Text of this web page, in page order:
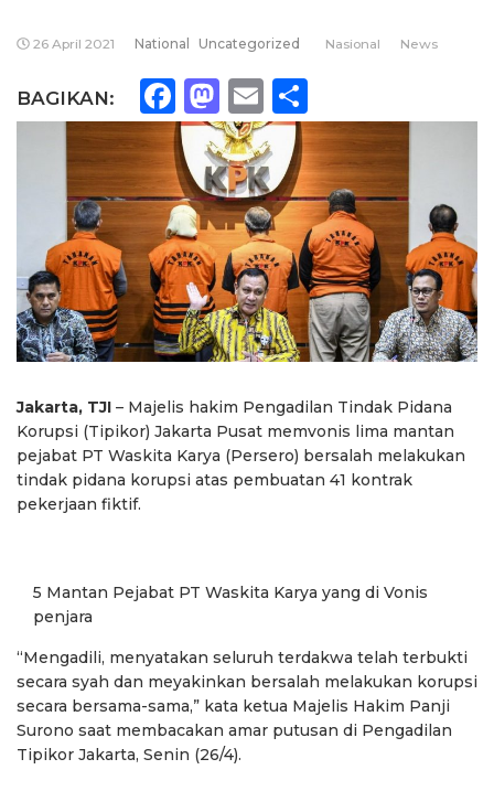
26 April 2021 National Uncategorized Nasional News
BAGIKAN: Facebook
Mastodon
Email
Jakarta, TJI – Majelis hakim Pengadilan Tindak Pidana
Korupsi (Tipikor) Jakarta Pusat memvonis lima mantan
pejabat PT Waskita Karya (Persero) bersalah melakukan
tindak pidana korupsi atas pembuatan 41 kontrak
pekerjaan fiktif.
5 Mantan Pejabat PT Waskita Karya yang di Vonis
penjara
“Mengadili, menyatakan seluruh terdakwa telah terbukti
secara syah dan meyakinkan bersalah melakukan korupsi
secara bersama-sama,” kata ketua Majelis Hakim Panji
Surono saat membacakan amar putusan di Pengadilan
Tipikor Jakarta, Senin (26/4).